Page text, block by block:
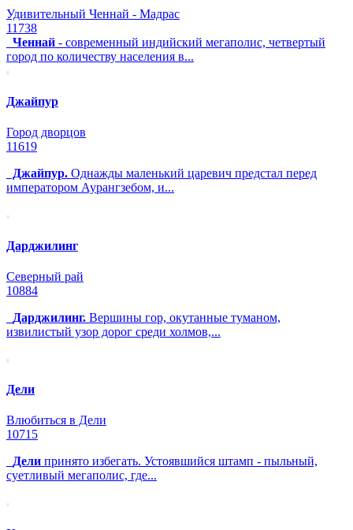
Удивительный Ченнай - Мадрас
11738
Ченнай - современный индийский мегаполис, четвертый
город по количеству населения в...
Джайпур
Город дворцов
11619
Джайпур. Однажды маленький царевич предстал перед
императором Аурангзебом, и...
Дарджилинг
Северный рай
10884
Дарджилинг. Вершины гор, окутанные туманом,
извилистый узор дорог среди холмов,...
Дели
Влюбиться в Дели
10715
Дели принято избегать. Устоявшийся штамп - пыльный,
суетливый мегаполис, где...